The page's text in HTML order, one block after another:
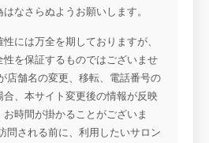
なさらぬようお願いします。
には万全を期しておりますが、
性を保証するものではございませ
店舗名の変更、移転、電話番号の
合、本サイト変更後の情報が反映
時間が掛かることがございま
問される前に、利用したいサロン